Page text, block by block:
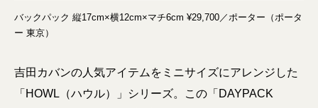
バックパック 縦17cm×横12cm×マチ6cm ¥29,700／ポーター（ポータ
ー 東京）
吉田カバンの人気アイテムをミニサイズにアレンジした
「HOWL（ハウル）」シリーズ。この「DAYPACK